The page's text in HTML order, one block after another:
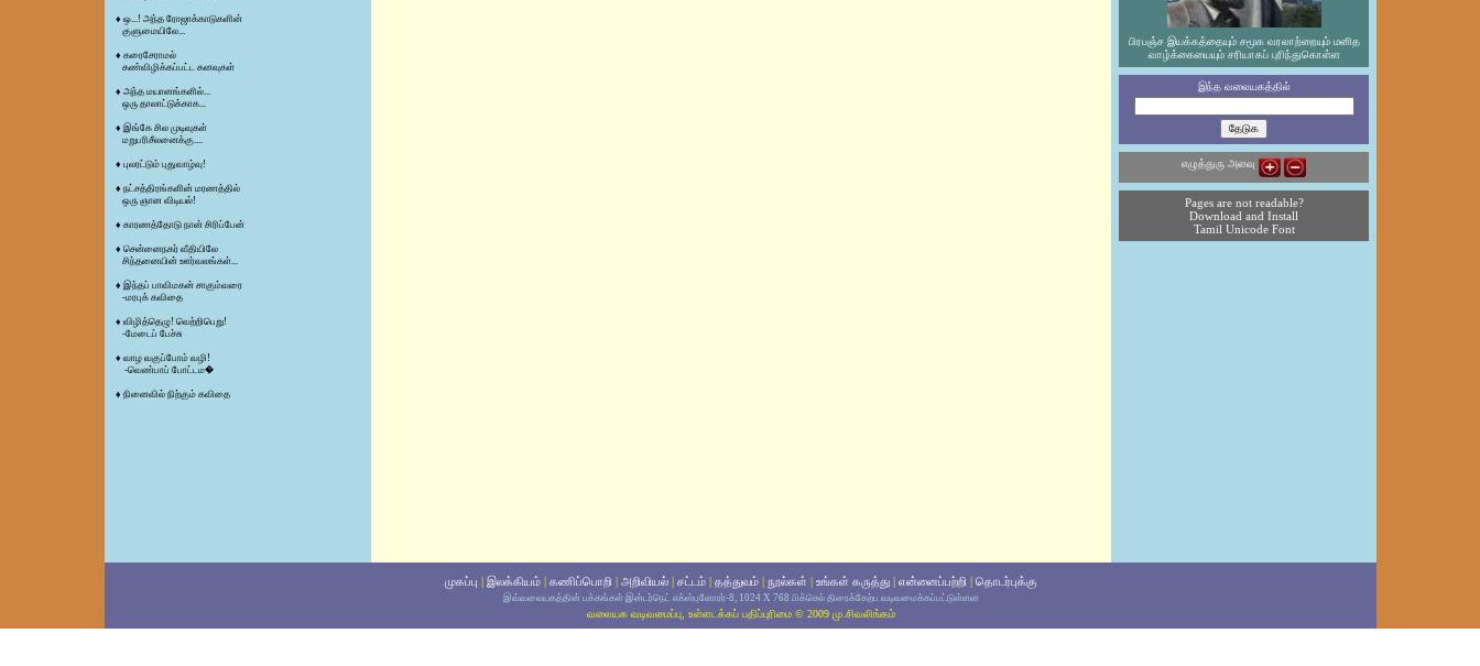
♦ ஒ...! அந்த ரோஜாக்காடுகளின்
குளுமையிலே...
♦ கரைசேராமல்
கண்விழிக்கப்பட்ட கனவுகள்
♦ அந்த மயானங்களில்...
ஒரு தாலாட்டுக்காக...
♦ இங்கே சில முடிவுகள்
மறுபரிசீலனைக்கு....
♦ புலரட்டும் புதுவாழ்வு!
♦ நட்சத்திரங்களின் மரணத்தில்
ஒரு ஞான விடியல்!
♦ காரணத்தோடு நான் சிரிப்பேன்
♦ சென்னைநகர் வீதியிலே
சிந்தனையின் ஊர்வலங்கள்...
♦ இந்தப் பாவிமகன் சாகும்வரை
-மரபுக் கவிதை
♦ விழித்தெழு! வெற்றிபெறு!
-மேடைப் பேச்சு
♦ வாழ வகுப்போம் வழி!
-வெண்பாப் போட்டம�
♦ நினைவில் நிற்கும் கவிதை
பிரபஞ்ச இயக்கத்தையும் சமூக வரலாற்றையும் மனித
வாழ்க்கையையும் சரியாகப் புரிந்துகொள்ள
இந்த வலையகத்தில்
எழுத்துரு அளவு
Pages are not readable?
Download and Install
Tamil Unicode Font
முகப்பு | இலக்கியம்| கணிப்பொறி | அறிவியல்| சட்டம்| தத்துவம்| நூல்கள் | உங்கள் கருத்து| என்னைப்பற்றி | தொடர்புக்கு
இவ்வலையகத்தின் பக்கங்கள் இன்டர்நெட் எக்ஸ்புளோரர்-8, 1024 X 768 பிக்செல் திரைக்கேற்ப வடிவமைக்கப்பட்டுள்ளன
வலையக வடிவமைப்பு, உள்ளடக்கப் பதிப்புரிமை © 2009 மு.சிவலிங்கம்